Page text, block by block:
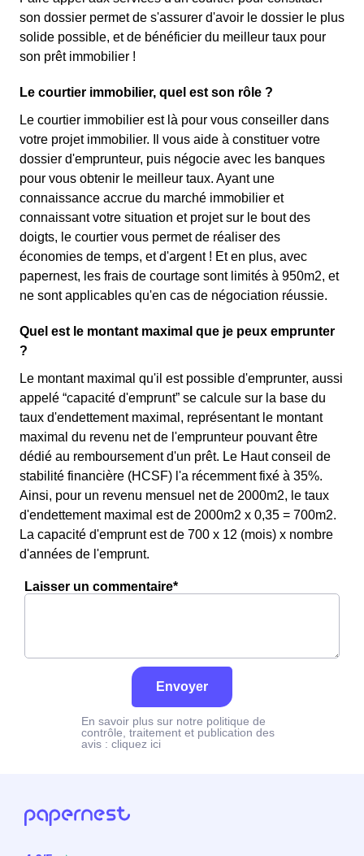
son dossier permet de s'assurer d'avoir le dossier le plus
solide possible, et de bénéficier du meilleur taux pour
son prêt immobilier !
Le courtier immobilier, quel est son rôle ?
Le courtier immobilier est là pour vous conseiller dans
votre projet immobilier. Il vous aide à constituer votre
dossier d'emprunteur, puis négocie avec les banques
pour vous obtenir le meilleur taux. Ayant une
connaissance accrue du marché immobilier et
connaissant votre situation et projet sur le bout des
doigts, le courtier vous permet de réaliser des
économies de temps, et d'argent ! Et en plus, avec
papernest, les frais de courtage sont limités à 950m2, et
ne sont applicables qu'en cas de négociation réussie.
Quel est le montant maximal que je peux emprunter
?
Le montant maximal qu'il est possible d'emprunter, aussi
appelé “capacité d'emprunt” se calcule sur la base du
taux d'endettement maximal, représentant le montant
maximal du revenu net de l'emprunteur pouvant être
dédié au remboursement d'un prêt. Le Haut conseil de
stabilité financière (HCSF) l'a récemment fixé à 35%.
Ainsi, pour un revenu mensuel net de 2000m2, le taux
d'endettement maximal est de 2000m2 x 0,35 = 700m2.
La capacité d'emprunt est de 700 x 12 (mois) x nombre
d'années de l'emprunt.
Laisser un commentaire*
Envoyer
En savoir plus sur notre politique de
contrôle, traitement et publication des
avis : cliquez ici